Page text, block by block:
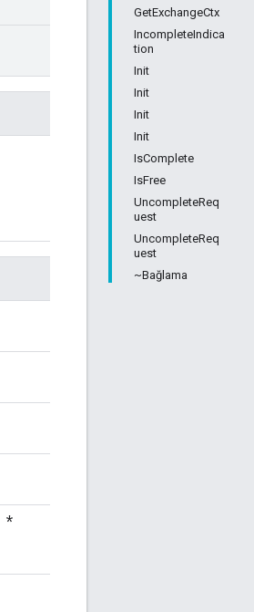
GetExchangeCtx
IncompleteIndica
tion
Init
Init
Init
Init
IsComplete
IsFree
UncompleteReq
uest
UncompleteReq
uest
~Bağlama
*